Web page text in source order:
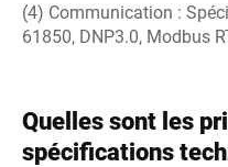
(4) Communication :
61850, DNP3.0, Modbus
Quelles sont les
spécifications